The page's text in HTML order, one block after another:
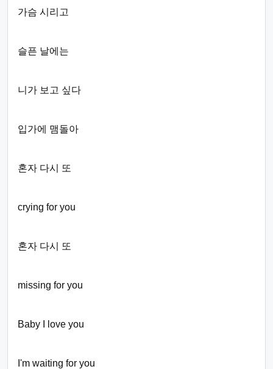
가슴 시리고
슬픈 날에는
니가 보고 싶다
입가에 맴돌아
혼자 다시 또
crying for you
혼자 다시 또
missing for you
Baby I love you
I'm waiting for you